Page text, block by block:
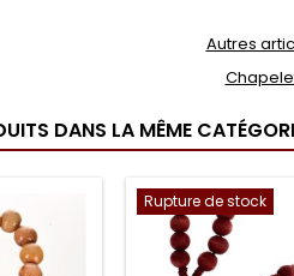
Autres
DANS LA MÊME
Rupture de stock